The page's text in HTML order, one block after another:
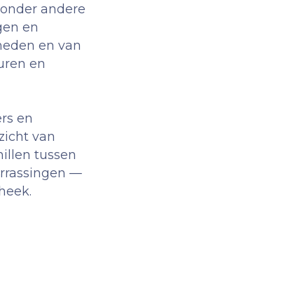
andere
en
en van
en
en
van
tussen
—